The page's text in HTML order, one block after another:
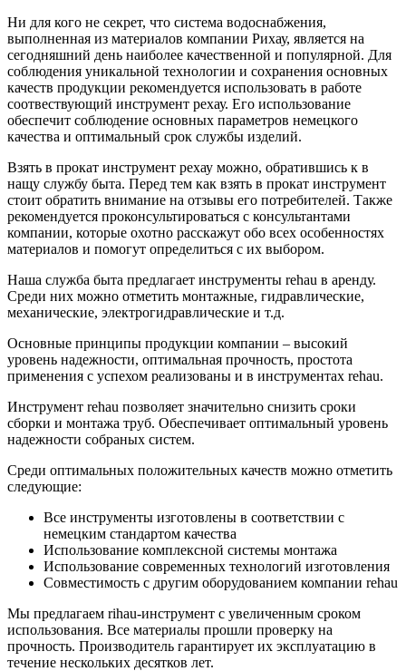
Ни для кого не секрет, что система водоснабжения,
выполненная из материалов компании Рихау, является на
сегодняшний день наиболее качественной и популярной. Для
соблюдения уникальной технологии и сохранения основных
качеств продукции рекомендуется использовать в работе
соотвествующий инструмент рехау. Его использование
обеспечит соблюдение основных параметров немецкого
качества и оптимальный срок службы изделий.
Взять в прокат инструмент рехау можно, обратившись к в
нащу службу быта. Перед тем как взять в прокат инструмент
стоит обратить внимание на отзывы его потребителей. Также
рекомендуется проконсультироваться с консультантами
компании, которые охотно расскажут обо всех особенностях
материалов и помогут определиться с их выбором.
Наша служба быта предлагает инструменты rehau в аренду.
Среди них можно отметить монтажные, гидравлические,
механические, электрогидравлические и т.д.
Основные принципы продукции компании – высокий
уровень надежности, оптимальная прочность, простота
применения с успехом реализованы и в инструментах rehau.
Инструмент rehau позволяет значительно снизить сроки
сборки и монтажа труб. Обеспечивает оптимальный уровень
надежности собраных систем.
Среди оптимальных положительных качеств можно отметить
следующие:
Все инструменты изготовлены в соответствии с
немецким стандартом качества
Использование комплексной системы монтажа
Использование современных технологий изготовления
Совместимость с другим оборудованием компании rehаu
Мы предлагаем rihau-инструмент с увеличенным сроком
использования. Все материалы прошли проверку на
прочность. Производитель гарантирует их эксплуатацию в
течение нескольких десятков лет.